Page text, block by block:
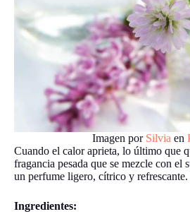
Imagen por Silvia en
Cuando el calor aprieta, lo último que
fragancia pesada que se mezcle con el
un perfume ligero, cítrico y refrescante.
Ingredientes: